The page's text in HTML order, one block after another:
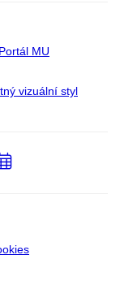
Portál MU
vizuální styl
Přidat